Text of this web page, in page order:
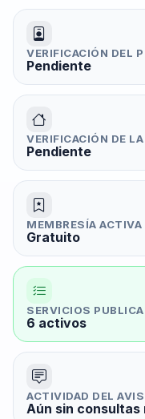
VERIFICACIÓN DEL
Pendiente
VERIFICACIÓN DE
Pendiente
MEMBRESÍA ACTIVA
Gratuito
SERVICIOS
6 activos
ACTIVIDAD DEL
Aún sin